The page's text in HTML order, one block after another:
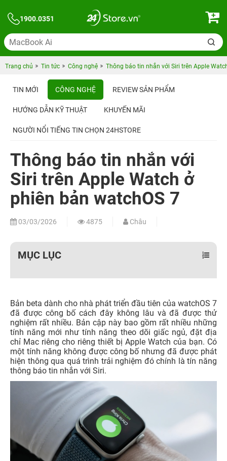
1900.0351
Trang chủ Tin tức Công nghệ Thông báo tin nhắn với Siri trên Apple
TIN MỚI CÔNG NGHỆ REVIEW SẢN PHẨM
HƯỚNG DẪN KỸ THUẬT KHUYẾN MÃI
NGƯỜI NỔI TIẾNG TIN CHỌN 24HSTORE
Thông báo tin nhắn với
Siri trên Apple Watch ở
phiên bản watchOS 7
03/03/2026 4875 Châu
MỤC LỤC
Bản beta dành cho nhà phát triển đầu tiên của watchOS 7
đã được công bố cách đây không lâu và đã được thử
nghiệm rất nhiều. Bản cập này bao gồm rất nhiều những
tính năng mới như tính năng theo dõi giấc ngủ, đặt địa
chỉ Mac riêng cho riêng thiết bị Apple Watch của bạn. Có
một tính năng không được công bố nhưng đã được phát
hiện thông qua quá trình trải nghiệm đó chính là tín năng
thông báo tin nhắn với Siri.